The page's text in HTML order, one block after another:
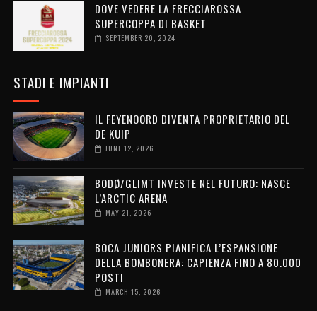
DOVE VEDERE LA FRECCIAROSSA
SUPERCOPPA DI BASKET
SEPTEMBER 20, 2024
STADI E IMPIANTI
IL FEYENOORD DIVENTA PROPRIETARIO DEL
DE KUIP
JUNE 12, 2026
BODØ/GLIMT INVESTE NEL FUTURO: NASCE
L’ARCTIC ARENA
MAY 21, 2026
BOCA JUNIORS PIANIFICA L’ESPANSIONE
DELLA BOMBONERA: CAPIENZA FINO A 80.000
POSTI
MARCH 15, 2026